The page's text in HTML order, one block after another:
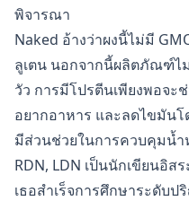
พิจารณา
Naked อ้างว่าผงนี้ไม่มี
ลูเตน นอกจากนี้ผลิตภัณฑ์ไ
วัว การมีโปรตีนเพียงพอจะ
อยากอาหาร และลดไขมัน
มีส่วนช่วยในการควบคุมน้ำ
RDN, LDN เป็นนักเขียนอิ
เธอสำเร็จการศึกษาระดับ